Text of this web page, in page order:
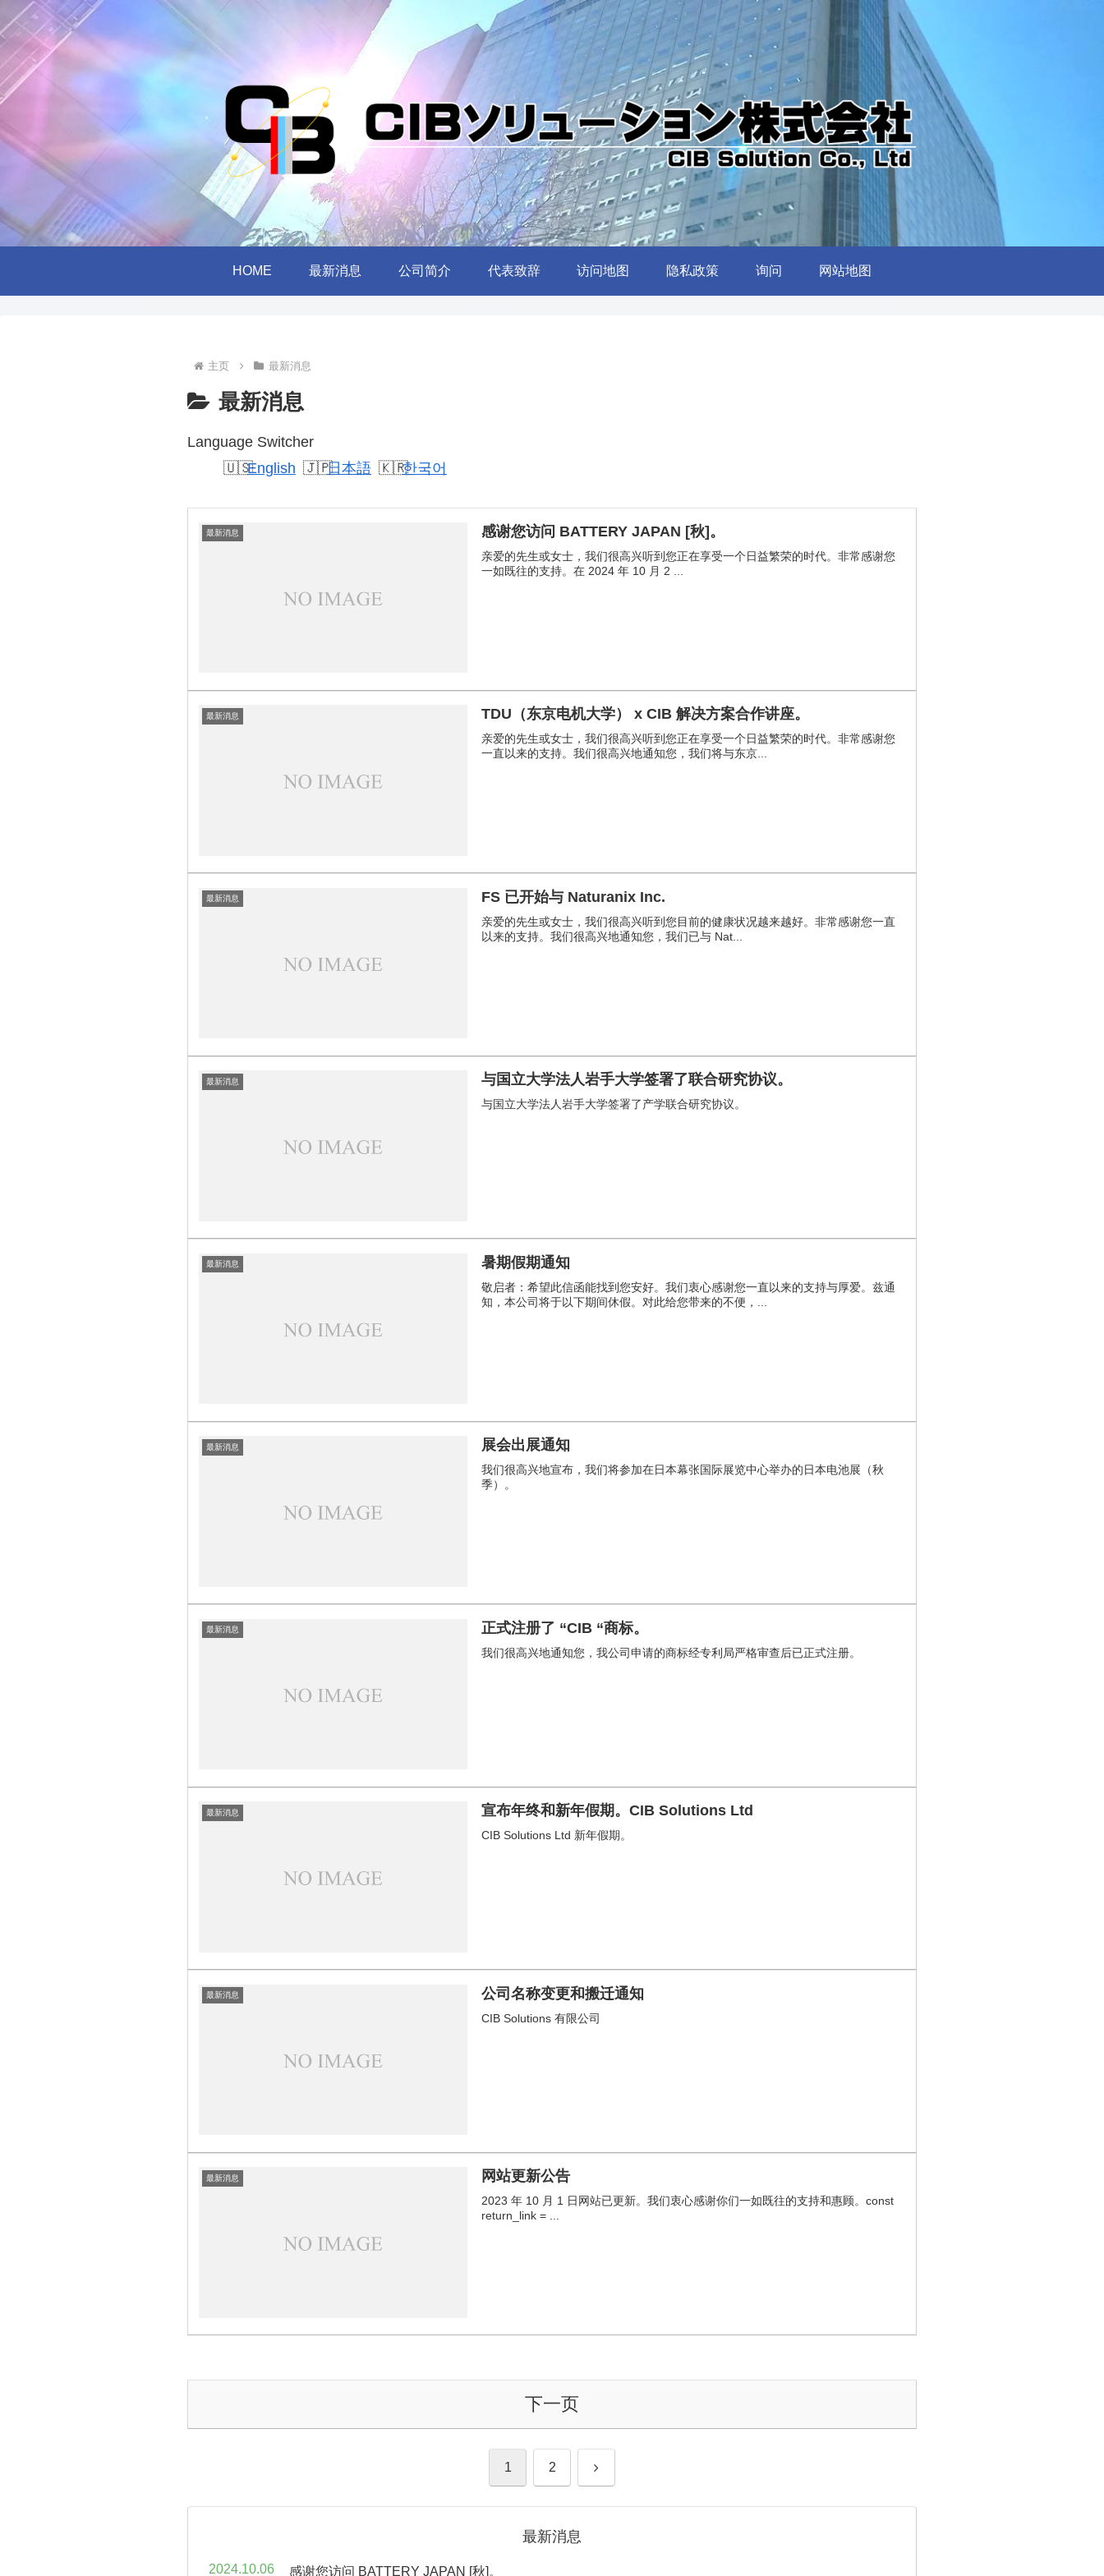
HOME 最新消息 公司简介 代表致辞 访问地图 隐私政策 询问 网站地图
主页 最新消息
最新消息
Language Switcher
English
日本語 한국어
最新消息 感谢您访问 BATTERY JAPAN [秋]。
亲爱的先生或女士，我们很高兴听到您正在享受一个日益繁荣的时代。非常感谢您
一如既往的支持。在 2024 年 10 月 2 ...
最新消息 TDU（东京电机大学） x CIB 解决方案合作讲座。
亲爱的先生或女士，我们很高兴听到您正在享受一个日益繁荣的时代。非常感谢您
一直以来的支持。我们很高兴地通知您，我们将与东京...
最新消息 FS 已开始与 Naturanix Inc.
亲爱的先生或女士，我们很高兴听到您目前的健康状况越来越好。非常感谢您一直
以来的支持。我们很高兴地通知您，我们已与 Nat...
最新消息 与国立大学法人岩手大学签署了联合研究协议。
与国立大学法人岩手大学签署了产学联合研究协议。
最新消息 暑期假期通知
敬启者：希望此信函能找到您安好。我们衷心感谢您一直以来的支持与厚爱。兹通
知，本公司将于以下期间休假。对此给您带来的不便，...
最新消息 展会出展通知
我们很高兴地宣布，我们将参加在日本幕张国际展览中心举办的日本电池展（秋
季）。
最新消息 正式注册了 “CIB “商标。
我们很高兴地通知您，我公司申请的商标经专利局严格审查后已正式注册。
最新消息 宣布年终和新年假期。CIB Solutions Ltd
CIB Solutions Ltd 新年假期。
最新消息 公司名称变更和搬迁通知
CIB Solutions 有限公司
最新消息 网站更新公告
2023 年 10 月 1 日网站已更新。我们衷心感谢你们一如既往的支持和惠顾。const
return_link = ...
下一页
1 2 下
最新消息
感谢您访问 BATTERY JAPAN [秋]。
2024.10.06